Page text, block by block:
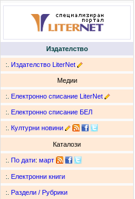
Издателство
:. Издателство LiterNet
Медии
:. Електронно списание LiterNet
:. Електронно списание БЕЛ
:. Културни новини
Каталози
:. По дати: март
:. Електронни книги
:. Раздели / Рубрики